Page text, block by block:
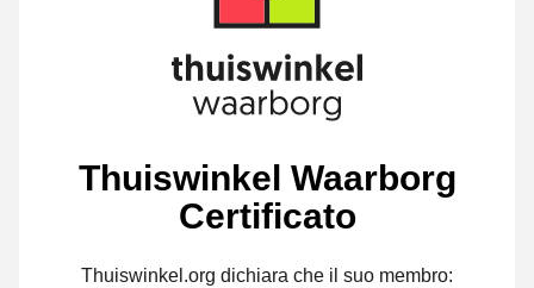
Thuiswinkel Waarborg
Certificato
Thuiswinkel.org dichiara che il suo membro: